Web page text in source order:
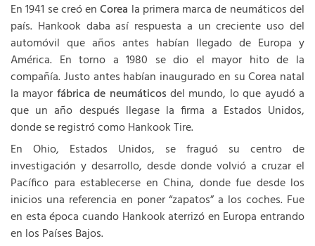
En 1941 se creó enCorea la primera marca de neumáticos del
país. Hankook daba así respuesta a un creciente uso del
automóvil que años antes habían llegado de Europa y
América. En torno a 1980 se dio el mayor hito de la
compañía. Justo antes habían inaugurado en su Corea natal
la mayor fábrica de neumáticos del mundo, lo que ayudó a
que un año después llegase la firma a Estados Unidos,
donde se registró como Hankook Tire.
En Ohio, Estados Unidos, se fraguó su centro de
investigación y desarrollo, desde donde volvió a cruzar el
Pacífico para establecerse en China, donde fue desde los
inicios una referencia en poner “zapatos” a los coches. Fue
en esta época cuando Hankook aterrizó en Europa entrando
en los Países Bajos.